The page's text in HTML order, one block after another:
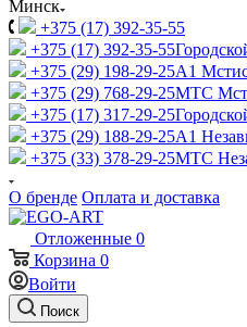
Минск
+375 (17) 392-35-55
+375 (17) 392-35-55
+375 (29) 198-29-25A1
+375 (29) 768-29-25МТС
+375 (17) 317-29-25
+375 (29) 188-29-25A1
+375 (33) 378-29-25МТС
О бренде Оплата и доставка
Отложенные 0
Корзина 0
Войти
Поиск